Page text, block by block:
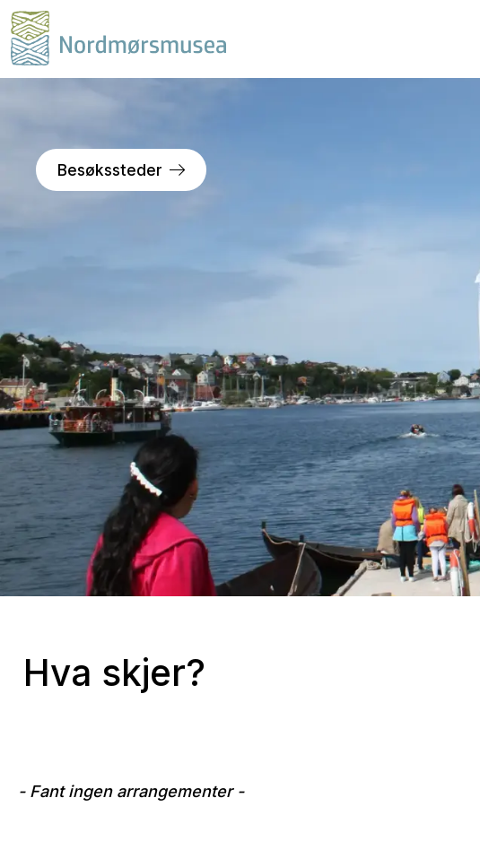
Besøkssteder
Hva skjer?
- Fant ingen arrangementer -